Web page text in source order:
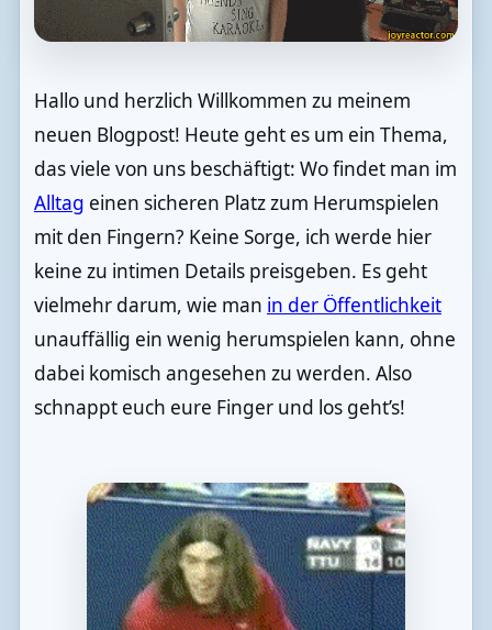
Hallo und herzlich Willkommen zu meinem
neuen Blogpost! Heute geht es um ein Thema,
das viele von uns beschäftigt: Wo findet man im
Alltag einen sicheren Platz zum Herumspielen
mit den Fingern? Keine Sorge, ich werde hier
keine zu intimen Details preisgeben. Es geht
vielmehr darum, wie man in der Öffentlichkeit
unauffällig ein wenig herumspielen kann, ohne
dabei komisch angesehen zu werden. Also
schnappt euch eure Finger und los geht’s!